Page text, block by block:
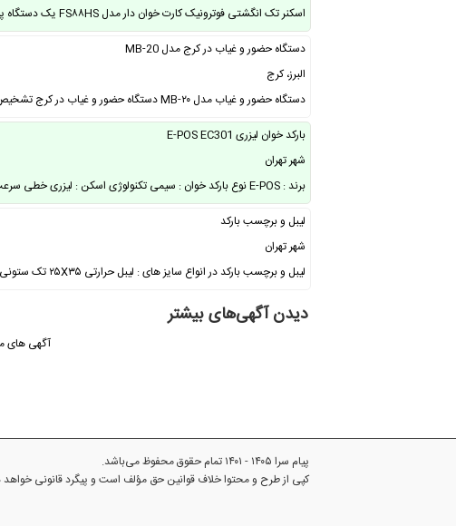
اسکنر تک انگشتی فوترونیک کارت خوان دار مدل FS۸۸HS یک دستگاه پیشرفته و قدرتمند …
دستگاه حضور و غیاب در کرج مدل MB-20
البرز، کرج
دستگاه حضور و غیاب مدل MB-۲۰ دستگاه حضور و غیاب در کرج تشخیص چهره ، اثر انگشت و …
بارکد خوان لیزری E-POS EC301
شهر تهران
برند : E-POS نوع بارکد خوان : سیمی تکنولوژی اسکن : لیزری خطی سرعت اسکن : ۲۰۰ خط …
لیبل و برچسب بارکد
شهر تهران
لیبل و برچسب بارکد در انواع سایز های : لیبل حرارتی ۲۵X۳۵ تک ستونی لیبل حرارتی …
دیدن آگهی‌های بیشتر
آگهی های
پیام سرا ۱۴۰۵ - ۱۴۰۱ تمام حقوق محفوظ می‌باشد.
کپی از طرح و محتوا خلاف قوانین حق مؤلف است و پیگرد قانونی